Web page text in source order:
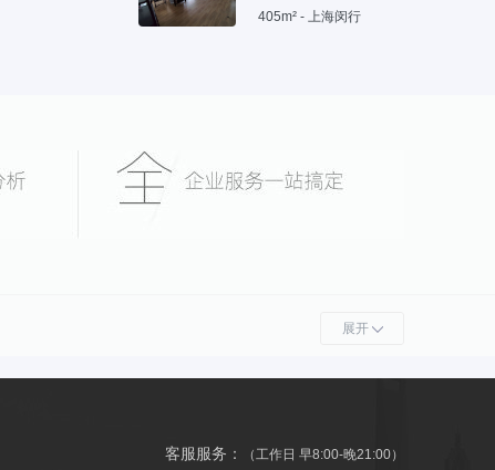
405m² - 上海闵行
展开
客服服务： （工作日 早8:00-晚21:00）